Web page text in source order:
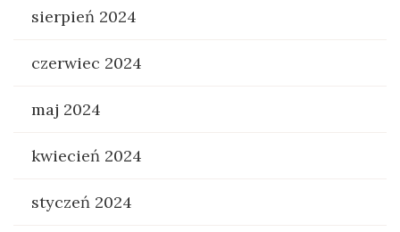
sierpień 2024
czerwiec 2024
maj 2024
kwiecień 2024
styczeń 2024